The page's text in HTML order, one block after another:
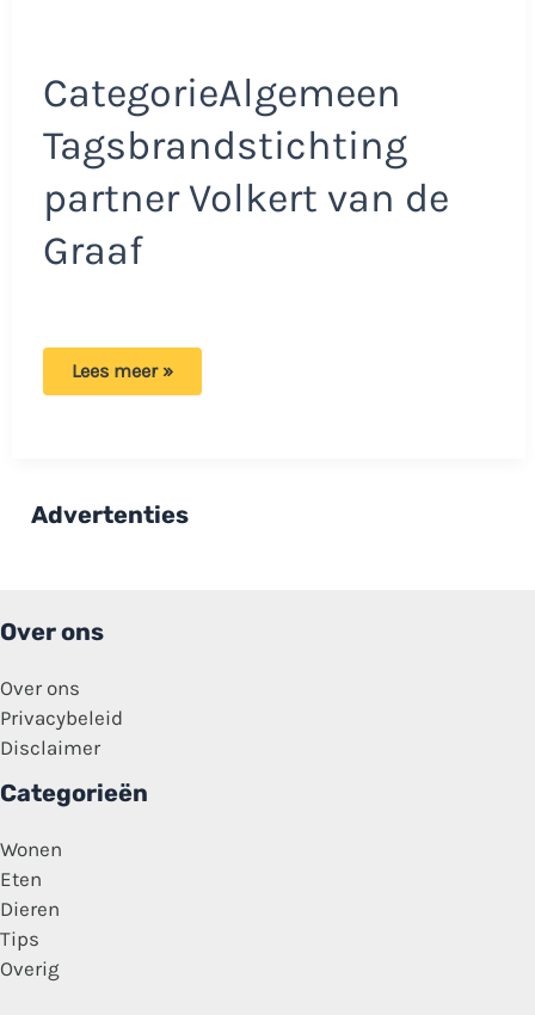
CategorieAlgemeen
Tagsbrandstichting
partner Volkert van de
Graaf
Explosie
Graaf:
‘Dit
keer ‘
Lees meer »
Advertenties
Over ons
Over ons
Privacybeleid
Disclaimer
Categorieën
Wonen
Eten
Dieren
Tips
Overig